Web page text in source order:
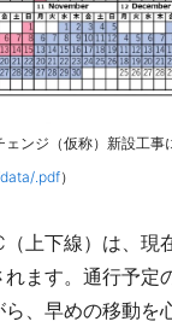
ェンジ（仮称）新設工
.pdf）
上下線）は、現
ます。通行予定
、早めの移動を